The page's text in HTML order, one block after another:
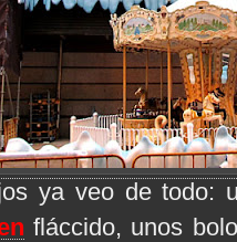
ya veo de todo:
fláccido, unos